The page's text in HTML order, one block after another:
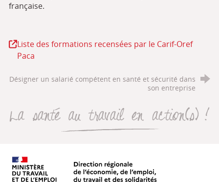
française.
Liste des formations recensées par le Carif-Oref
Paca
Désigner un salarié compétent en santé et sécurité dans
son entreprise
La santé au travail en
Direction régionale de l’économie,